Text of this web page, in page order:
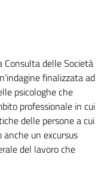
Consulta delle Società
finalizzata ad
psicologhe che
professionale in cui
delle persone a cui
un excursus
del lavoro che